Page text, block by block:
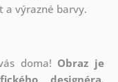
a výrazné barvy.
doma! Obraz je